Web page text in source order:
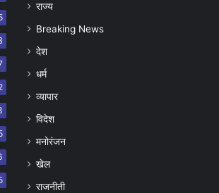
राज्य
Breaking News
देश
धर्म
व्यापार
विदेश
मनोरंजन
खेल
राजनीती